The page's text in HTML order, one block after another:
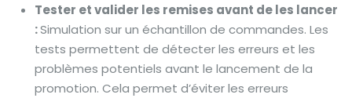
Tester et valider les remises avant de les lancer
:Simulation sur un échantillon de commandes. Les
tests permettent de détecter les erreurs et les
problèmes potentiels avant le lancement de la
promotion. Cela permet d’éviter les erreurs